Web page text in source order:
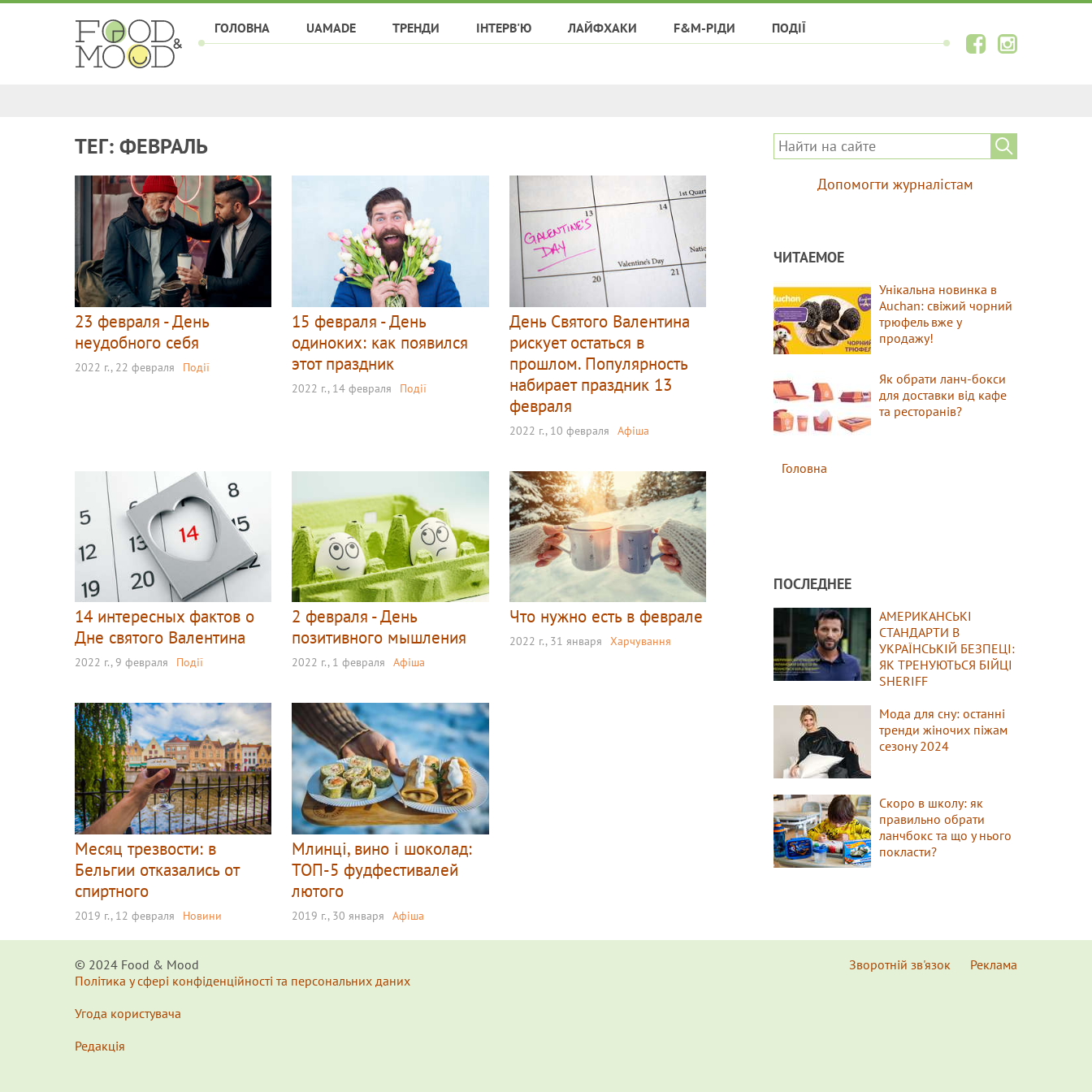
ГОЛОВНА UAMADE ТРЕНДИ ІНТЕРВ'Ю ЛАЙФХАКИ F&M-РІДИ ПОДІЇ
ТЕГ: ФЕВРАЛЬ
23 февраля - День
неудобного себя
2022 г., 22 февраля Події
15 февраля - День
одиноких: как появился
этот праздник
2022 г., 14 февраля Події
День Святого Валентина
рискует остаться в
прошлом. Популярность
набирает праздник 13
февраля
2022 г., 10 февраля Афіша
14 интересных фактов о
Дне святого Валентина
2022 г., 9 февраля Події
2 февраля - День
позитивного мышления
2022 г., 1 февраля Афіша
Что нужно есть в феврале
2022 г., 31 января Харчування
Месяц трезвости: в
Бельгии отказались от
спиртного
2019 г., 12 февраля Новини
Млинці, вино і шоколад:
ТОП-5 фудфестивалей
лютого
2019 г., 30 января Афіша
Допомогти журналістам
ЧИТАЕМОЕ
Унікальна новинка в
Auchan: свіжий чорний
трюфель вже у
продажу!
Як обрати ланч-бокси
для доставки від кафе
та ресторанів?
Головна
ПОСЛЕДНЕЕ
АМЕРИКАНСЬКІ
СТАНДАРТИ В
УКРАЇНСЬКІЙ БЕЗПЕЦІ:
ЯК ТРЕНУЮТЬСЯ БІЙЦІ
SHERIFF
Мода для сну: останні
тренди жіночих піжам
сезону 2024
Скоро в школу: як
правильно обрати
ланчбокс та що у нього
покласти?
© 2024 Food & Мood
Політика у сфері конфіденційності та персональних даних
Угода користувача
Редакція
Зворотній зв'язок Реклама